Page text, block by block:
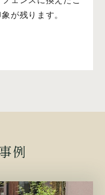
が残ります。
例